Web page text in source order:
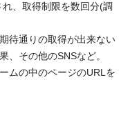
、取得制限を数回分(調
待通りの取得が出来ない
、その他のSNSなど。
ムの中のページのURLを